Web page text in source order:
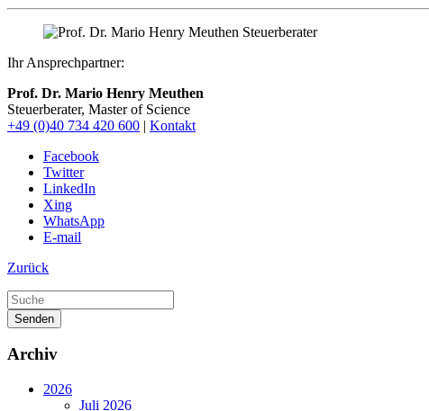
Ihr Ansprechpartner:
Prof. Dr. Mario Henry Meuthen
Steuerberater, Master of Science
+49 (0)40 734 420 600 | Kontakt
Facebook
Twitter
LinkedIn
Xing
WhatsApp
E-mail
Zurück
Senden
Archiv
2026
Juli 2026